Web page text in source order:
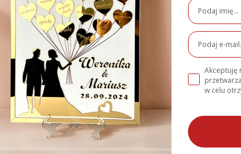
Podziękowanie
dla rodziców
Golden Rose
MD336
zł
PROMOCJA!
Podziękowanie
dla Rodziców z
Dużą Ramą na
Zdjęcie Ślub
Glamour MD321
PROMOCJA!
dla
MD480 złoto
129,00
Akceptuję
w celu